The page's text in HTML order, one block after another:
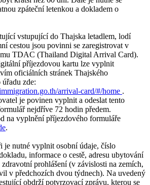
zpáteční letenkou a dokladem o
vstupující do Thajska letadlem, lodí
cestou jsou povinni se zaregistrovat v
TDAC (Thailand Digital Arrival Card).
příjezdovou kartu lze vyplnit
oficiálních stránek Thajského
zde:
arrival-card/#/home .
je povinen vyplnit a odeslat tento
nejdříve 72 hodin předem.
na vyplnění příjezdového formuláře
.
je nutné vyplnit osobní údaje, číslo
informace o cestě, adresu ubytování
prohlášení (v závislosti na zemích,
v předchozích dvou týdnech). Na uvedený
obdrží potvrzovací zprávu, kterou se